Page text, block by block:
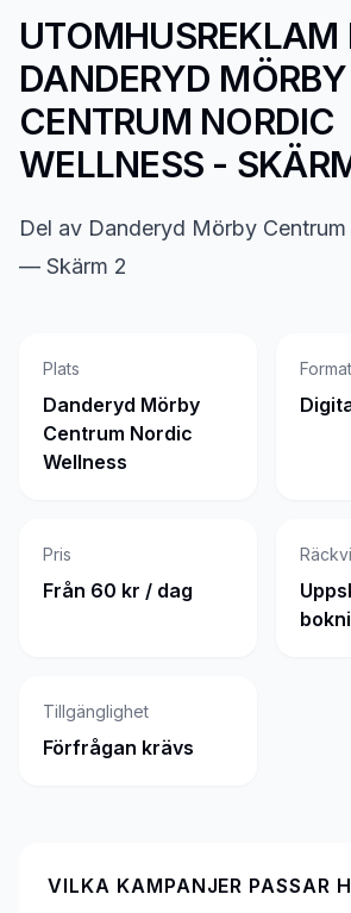
UTOMHUSREKLAM
DANDERYD MÖRBY
CENTRUM NORDIC
WELLNESS -
Del av Danderyd Mörby
— Skärm 2
Plats
Danderyd Mörby
Centrum Nordic
Wellness
Format
Pris
Från 60 kr / dag
Tillgänglighet
Förfrågan krävs
VILKA KAMPANJER PASSAR